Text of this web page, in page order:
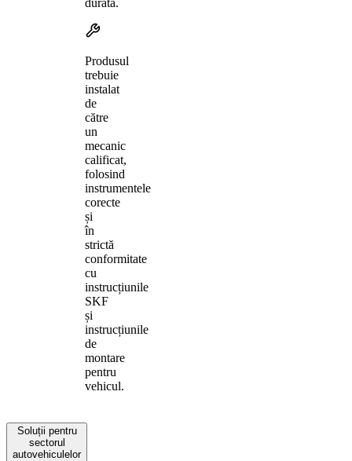
Produsul
trebuie
instalat
de
către
un
mecanic
calificat,
folosind
instrumentele
corecte
și
în
strictă
conformitate
cu
instrucțiunile
SKF
și
instrucțiunile
de
montare
pentru
vehicul.
Soluții pentru
sectorul
autovehiculelor